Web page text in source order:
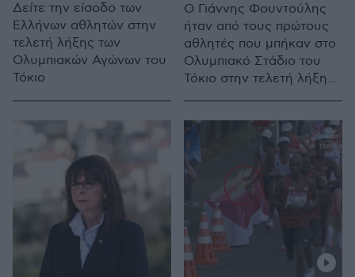
Δείτε την είσοδο των
Ελλήνων αθλητών στην
τελετή λήξης των
Ολυμπιακών Αγώνων του
Τόκιο
Ο Γιάννης Φουντούλης
ήταν από τους πρώτους
αθλητές που μπήκαν στο
Ολυμπιακό Στάδιο του
Τόκιο στην τελετή λήξης,